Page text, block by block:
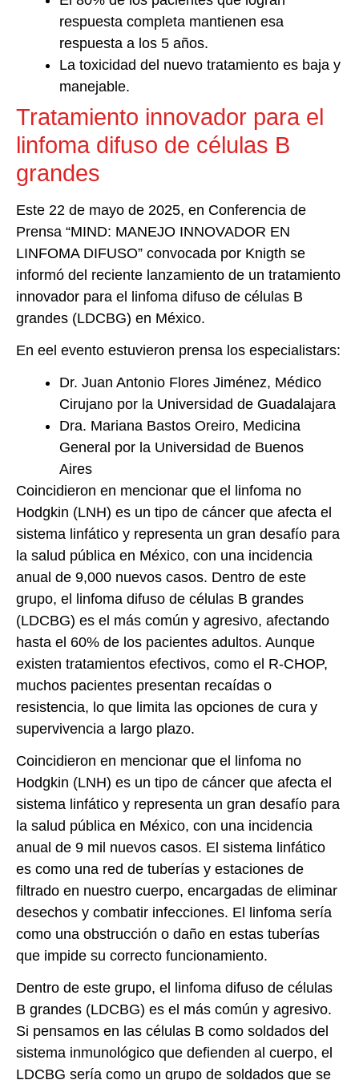
respuesta completa mantienen esa
respuesta a los 5 años.
La toxicidad del nuevo tratamiento es baja y
manejable.
Tratamiento innovador para el
linfoma difuso de células B
grandes
Este 22 de mayo de 2025, en Conferencia de
Prensa “MIND: MANEJO INNOVADOR EN
LINFOMA DIFUSO” convocada por Knigth se
informó del reciente lanzamiento de un tratamiento
innovador para el linfoma difuso de células B
grandes (LDCBG) en México.
En eel evento estuvieron prensa los especialistars:
Dr. Juan Antonio Flores Jiménez, Médico
Cirujano por la Universidad de Guadalajara
Dra. Mariana Bastos Oreiro, Medicina
General por la Universidad de Buenos
Aires
Coincidieron en mencionar que el linfoma no
Hodgkin (LNH) es un tipo de cáncer que afecta el
sistema linfático y representa un gran desafío para
la salud pública en México, con una incidencia
anual de 9,000 nuevos casos. Dentro de este
grupo, el linfoma difuso de células B grandes
(LDCBG) es el más común y agresivo, afectando
hasta el 60% de los pacientes adultos. Aunque
existen tratamientos efectivos, como el R-CHOP,
muchos pacientes presentan recaídas o
resistencia, lo que limita las opciones de cura y
supervivencia a largo plazo.
Coincidieron en mencionar que el linfoma no
Hodgkin (LNH) es un tipo de cáncer que afecta el
sistema linfático y representa un gran desafío para
la salud pública en México, con una incidencia
anual de 9 mil nuevos casos. El sistema linfático
es como una red de tuberías y estaciones de
filtrado en nuestro cuerpo, encargadas de eliminar
desechos y combatir infecciones. El linfoma sería
como una obstrucción o daño en estas tuberías
que impide su correcto funcionamiento.
Dentro de este grupo, el linfoma difuso de células
B grandes (LDCBG) es el más común y agresivo.
Si pensamos en las células B como soldados del
sistema inmunológico que defienden al cuerpo, el
LDCBG sería como un grupo de soldados que se